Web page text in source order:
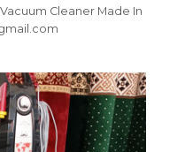
Cleaner Made In